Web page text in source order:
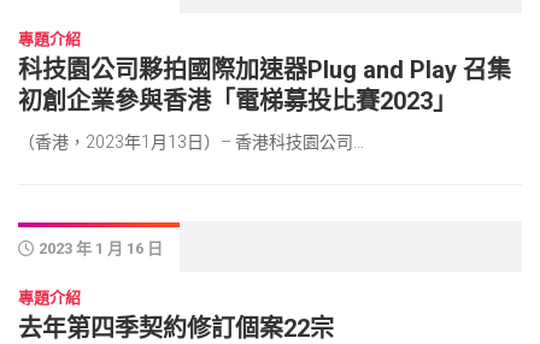
專題介紹
科技園公司夥拍國際加速器Plug and Play 召集
初創企業參與香港「電梯募投比賽2023」
（香港，2023年1月13日）– 香港科技園公司...
2023 年 1 月 16 日
專題介紹
去年第四季契約修訂個案22宗